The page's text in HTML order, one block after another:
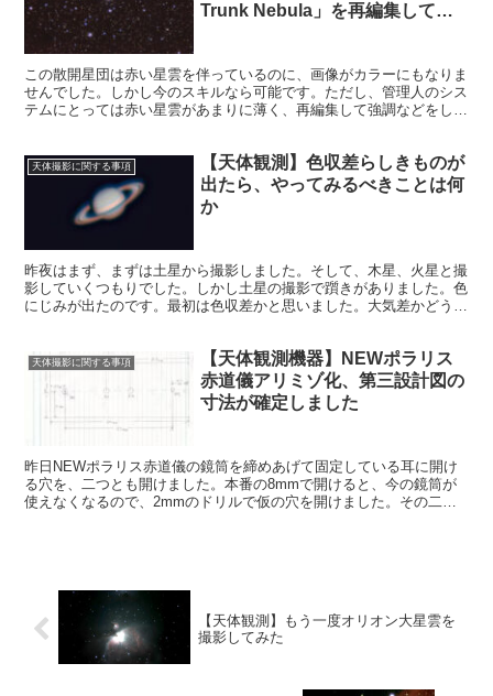
Trunk Nebula」を再編集してみ
この散開星団は赤い星雲を伴っているのに、画像がカラーにもなりま
せんでした。しかし今のスキルなら可能です。ただし、管理人のシス
テムにとっては赤い星雲があまりに薄く、再編集して強調などをして
天体撮影に関する事項
【天体観測】色収差らしきものが
出たら、やってみるべきことは何
か
昨夜はまず、まずは土星から撮影しました。そして、木星、火星と撮
影していくつもりでした。しかし土星の撮影で躓きがありました。色
にじみが出たのです。最初は色収差かと思いました。大気差かどうか
天体撮影に関する事項
【天体観測機器】NEWポラリス
赤道儀アリミゾ化、第三設計図の
寸法が確定しました
昨日NEWポラリス赤道儀の鏡筒を締めあげて固定している耳に開け
る穴を、二つとも開けました。本番の8mmで開けると、今の鏡筒が
使えなくなるので、2mmのドリルで仮の穴を開けました。その二つ
【天体観測】もう一度オリオン大星雲を
撮影してみた